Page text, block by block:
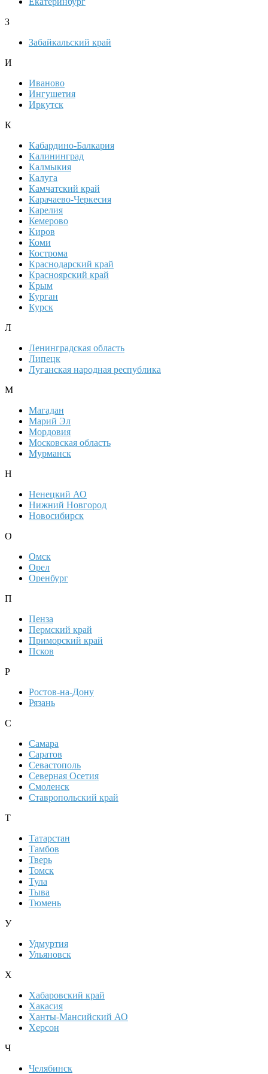
З
Забайкальский край
И
Иваново
Ингушетия
Иркутск
К
Кабардино-Балкария
Калининград
Калмыкия
Калуга
Камчатский край
Карачаево-Черкесия
Карелия
Кемерово
Киров
Коми
Кострома
Краснодарский край
Красноярский край
Крым
Курган
Курск
Л
Ленинградская область
Липецк
Луганская народная республика
М
Магадан
Марий Эл
Мордовия
Московская область
Мурманск
Н
Ненецкий АО
Нижний Новгород
Новосибирск
О
Омск
Орел
Оренбург
П
Пенза
Пермский край
Приморский край
Псков
Р
Ростов-на-Дону
Рязань
С
Самара
Саратов
Севастополь
Северная Осетия
Смоленск
Ставропольский край
Т
Татарстан
Тамбов
Тверь
Томск
Тула
Тыва
Тюмень
У
Удмуртия
Ульяновск
Х
Хабаровский край
Хакасия
Ханты-Мансийский АО
Херсон
Ч
Челябинск